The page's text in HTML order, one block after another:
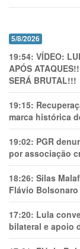
5/8/2026
19:54: VÍDEO:
APÓS
SERÁ BRUTAL!!!
19:15:
marca histórica
19:02: PGR
por associação
18:26: Silas
Flávio
17:20: Lula
bilateral e apoio